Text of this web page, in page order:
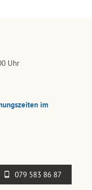
Uhr
im
079 583 86 87